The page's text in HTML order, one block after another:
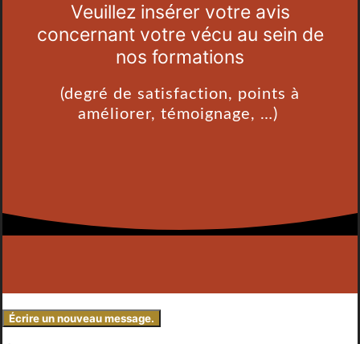
Veuillez insérer votre avis
concernant votre vécu au sein de
nos formations
(degré de satisfaction, points à
améliorer, témoignage, …)